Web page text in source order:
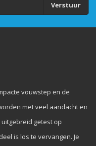
Verstuur
vouwstep en de
met veel aandacht en
getest op
is los te vervangen. Je